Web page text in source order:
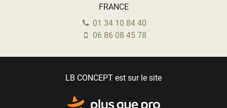
FRANCE
01 34 10 84 40
06 86 08 45 78
LB CONCEPT est sur le site